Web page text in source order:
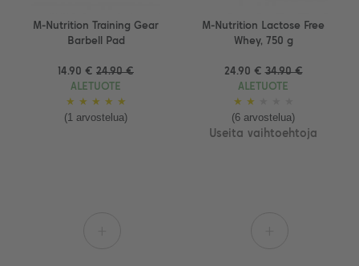
M-Nutrition Training Gear
Barbell Pad
14.90 € 24.90 €
ALETUOTE
★ ★ ★ ★ ★
(1 arvostelua)
M-Nutrition Lactose Free
Whey, 750 g
24.90 € 34.90 €
ALETUOTE
★ ★
(6 arvostelua)
Useita vaihtoehtoja